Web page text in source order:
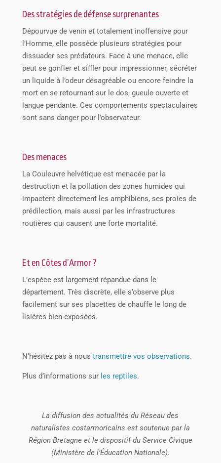
Des stratégies de défense surprenantes
Dépourvue de venin et totalement inoffensive pour
l’Homme, elle possède plusieurs stratégies pour
dissuader ses prédateurs. Face à une menace, elle
peut se gonfler et siffler pour impressionner, sécréter
un liquide à l’odeur désagréable ou encore feindre la
mort en se retournant sur le dos, gueule ouverte et
langue pendante. Ces comportements spectaculaires
sont sans danger pour l’observateur.
Des menaces
La Couleuvre helvétique est menacée par la
destruction et la pollution des zones humides qui
impactent directement les amphibiens, ses proies de
prédilection, mais aussi par les infrastructures
routières qui causent une forte mortalité.
Et en Côtes d’Armor ?
L’espèce est largement répandue dans le
département. Très discrète, elle s’observe plus
facilement sur ses placettes de chauffe le long de
lisières bien exposées.
N’hésitez pas à nous transmettre vos observations.
Plus d’informations sur les reptiles.
La diffusion des actualités du Réseau des
naturalistes costarmoricains est soutenue par la
Région Bretagne et le dispositif du Service Civique
(Ministère de l’Éducation Nationale).